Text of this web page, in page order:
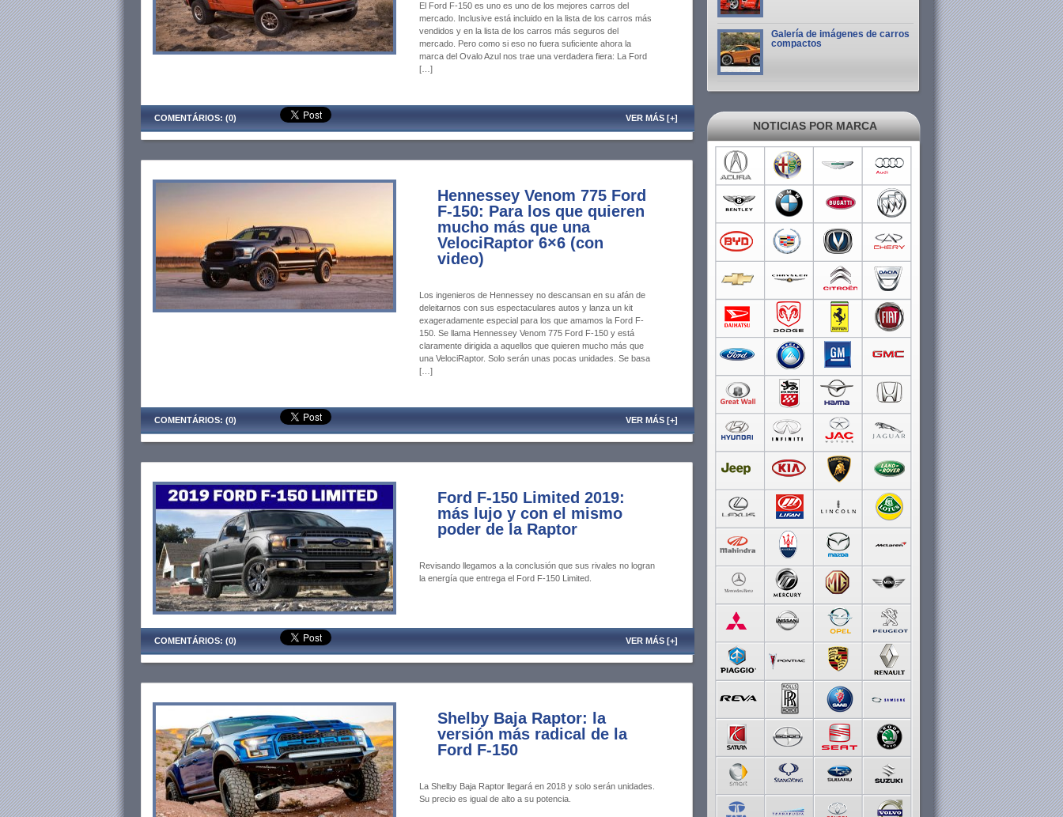
El Ford F-150 es uno es uno de los mejores carros del
mercado. Inclusive está incluido en la lista de los carros más
vendidos y en la lista de los carros más seguros del
mercado. Pero como si eso no fuera suficiente ahora la
marca del Ovalo Azul nos trae una verdadera fiera: La Ford
[…]
COMENTÁRIOS: (0) VER MÁS [+]
Hennessey Venom 775 Ford
F-150: Para los que quieren
mucho más que una
VelociRaptor 6×6 (con
video)
Los ingenieros de Hennessey no descansan en su afán de
deleitarnos con sus espectaculares autos y lanza un kit
exageradamente especial para los que amamos la Ford F-
150. Se llama Hennessey Venom 775 Ford F-150 y está
claramente dirigida a aquellos que quieren mucho más que
una VelociRaptor. Solo serán unas pocas unidades. Se basa
[…]
COMENTÁRIOS: (0) VER MÁS [+]
Ford F-150 Limited 2019:
más lujo y con el mismo
poder de la Raptor
Revisando llegamos a la conclusión que sus rivales no logran
la energía que entrega el Ford F-150 Limited.
COMENTÁRIOS: (0) VER MÁS [+]
Shelby Baja Raptor: la
versión más radical de la
Ford F-150
La Shelby Baja Raptor llegará en 2018 y solo serán unidades.
Su precio es igual de alto a su potencia.
Galería de imágenes de carros
compactos
NOTICIAS POR MARCA